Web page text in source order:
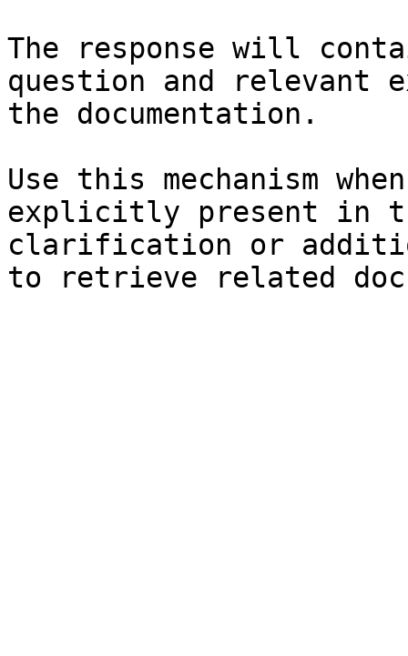
The response will
question and relevant
the documentation.
Use this mechanism
explicitly present in
clarification or